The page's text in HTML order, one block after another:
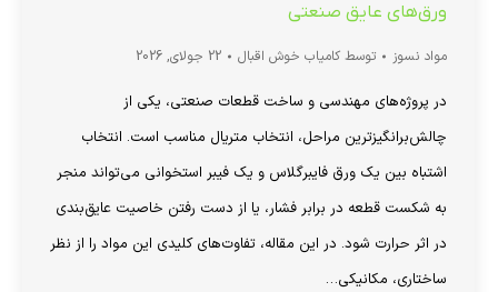
ورق‌های عایق صنعتی
مواد نسوز توسط کامیاب خوش اقبال 22 جولای, 2026
در پروژه‌های مهندسی و ساخت قطعات صنعتی، یکی از
چالش‌برانگیزترین مراحل، انتخاب متریال مناسب است. انتخاب
اشتباه بین یک ورق فایبرگلاس و یک فیبر استخوانی می‌تواند منجر
به شکست قطعه در برابر فشار، یا از دست رفتن خاصیت عایق‌بندی
در اثر حرارت شود. در این مقاله، تفاوت‌های کلیدی این مواد را از نظر
ساختاری، مکانیکی…